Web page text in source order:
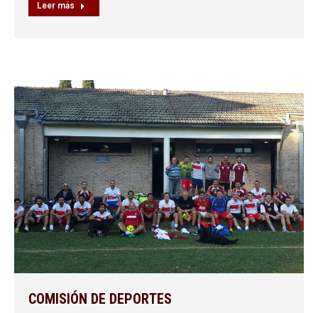
Leer más
COMISIÓN DE DEPORTES